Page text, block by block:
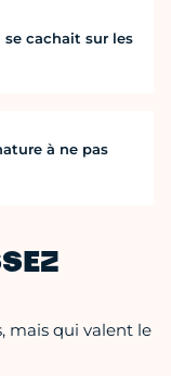
se cachait sur les
à ne pas
mais qui valent le